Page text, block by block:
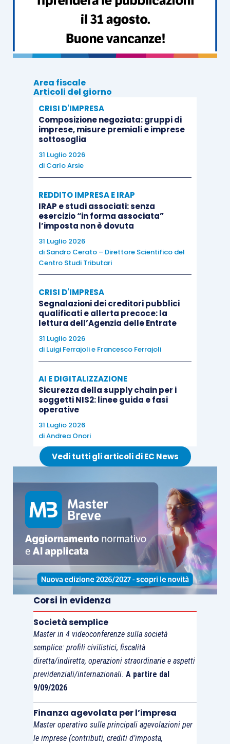
in caso diaccoglimento,l’importo delle
somme dovute ai fini della definizione
agevolata, la scadenza delle eventuali rate
e i bollettini da utilizzare per il pagamento;
in caso didiniego,
motivazioniche non rendono
“rottamabile” il debito.
Nei casi di richiesta di definizione agevolata, sia
carichi affidati nel periodo 2000-2016,sia di
carichi affidati nel periodo
settembre 2017, attesa l’impossibilità di indicare
nel modello DA 2000/17, essendo
entrambe le tipologie di carichi, il
prescelto, lacomunicazionedell’Agenzia
modalità di pagamento.
In tal senso si è espressa l’Agenzia delle Entrate
nel corso di un incontro con la stampa
specializzata avvenuto lo scorso 24 gennaio.
Nello specifico, nell’occasione è stato precisato
che, in caso di selezione dell’opzione “numero di
rate massimo”, il piano di pagamento sarà così
contribuente:
5 rate per i carichi affidati nel periodo 1°
gennaio – 30 settembre 2017;
3 rate per i carichi affidati nel periodo
2000-2016.
Laddove, invece, sia stato indicato unnumero di
rate pari a 4, il piano prevederà il pagamento in:
4 rate per i carichi affidati nel periodo 1°
gennaio – 30 settembre 2017;
3 rate per i carichi affidati nel periodo
2000-2016, poiché 3 è il numero di rate
massimoper questa tipologia di carichi.
Area fiscale
Articoli del giorno
CRISI D'IMPRESA
Composizione negoziata: gruppi di
imprese, misure premiali e imprese
sottosoglia
31 Luglio 2026
di Carlo Arsie
REDDITO IMPRESA E IRAP
IRAP e studi associati: senza
esercizio “in forma associata”
l’imposta non è dovuta
31 Luglio 2026
di Sandro Cerato – Direttore Scientifico del
Centro Studi Tributari
CRISI D'IMPRESA
Segnalazioni dei creditori pubblici
qualificati e allerta precoce: la
lettura dell’Agenzia delle Entrate
31 Luglio 2026
di Luigi Ferrajolie Francesco Ferrajoli
AI E DIGITALIZZAZIONE
Sicurezza della supply chain per i
soggetti NIS2: linee guida e fasi
operative
31 Luglio 2026
diAndrea Onori
Vedi tutti gli articoli di EC News
Corsi in evidenza
Società semplice
Master in 4 videoconferenze sulla società
semplice: profili civilistici, fiscalità
diretta/indiretta, operazioni straordinarie e aspetti
previdenziali/internazionali. A partire dal
9/09/2026
Finanza agevolata per l’impresa
Master operativo sulle principali agevolazioni per
le imprese (contributi, crediti d’imposta,